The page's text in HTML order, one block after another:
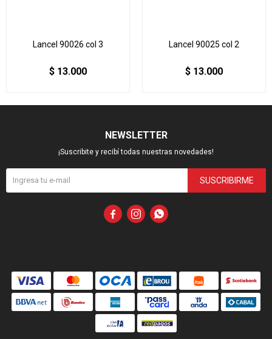
Lancel 90026 col 3
$ 13.000
Lancel 90025 col 2
$ 13.000
NEWSLETTER
¡Suscribite y recibí todas nuestras novedades!
SUSCRIBIRME
  